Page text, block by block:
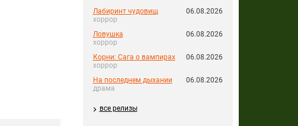
Лабиринт чудовищ
хоррор
06.08.2026
Ловушка
хоррор
06.08.2026
Корни: Сага о вампирах
хоррор
06.08.2026
На последнем дыхании
драма
06.08.2026
все релизы